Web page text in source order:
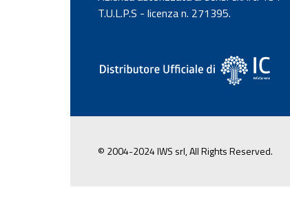
T.U.L.P.S - licenza n. 271395.
© 2004-2024 IWS srl, All Rights Reserved.